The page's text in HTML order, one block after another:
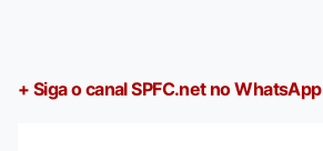
+ Siga o canal SPFC.net no WhatsApp